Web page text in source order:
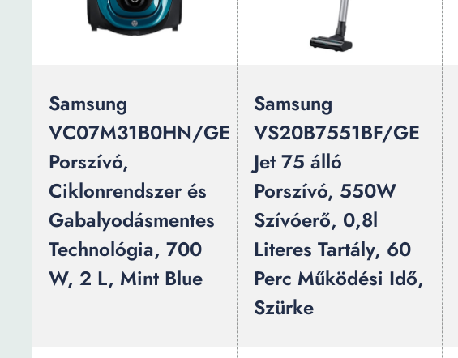
Samsung
VC07M31B0HN/GE
Porszívó,
Ciklonrendszer és
Gabalyodásmentes
Technológia, 700
W, 2 L, Mint Blue
Samsung
VS20B7551BF/GE
Jet 75 álló
Porszívó, 550W
Szívóerő, 0,8l
Literes Tartály, 60
Perc Működési Idő,
Szürke